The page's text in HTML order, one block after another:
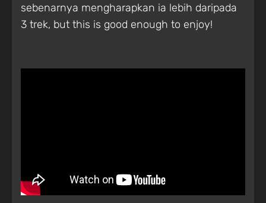
sebenarnya mengharapkan ia lebih daripada
3 trek, but this is good enough to enjoy!